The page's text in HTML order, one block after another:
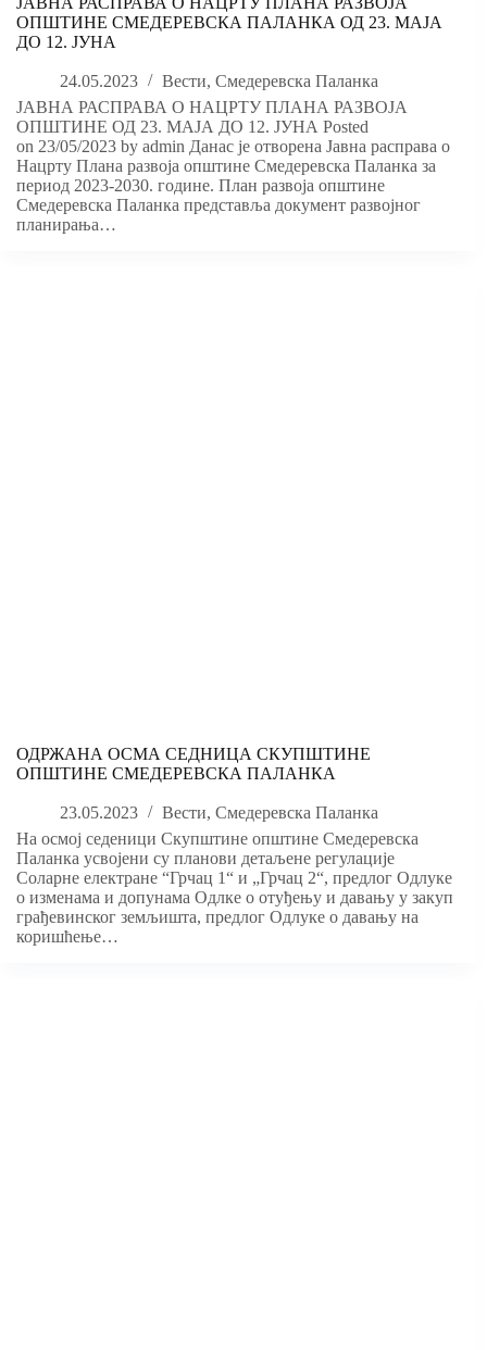
ОПШТИНЕ СМЕДЕРЕВСКА ПАЛАНКА ОД 23. МАЈА
ДО 12. ЈУНА
24.05.2023 Вести, Смедеревска Паланка
ЈАВНА РАСПРАВА О НАЦРТУ ПЛАНА РАЗВОЈА
ОПШТИНЕ ОД 23. МАЈА ДО 12. ЈУНА Posted
on 23/05/2023 by admin Данас је отворена Јавна расправа о
Нацрту Плана развоја општине Смедеревска Паланка за
период 2023-2030. године. План развоја општине
Смедеревска Паланка представља документ развојног
планирања…
ОДРЖАНА ОСМА СЕДНИЦА СКУПШТИНЕ
ОПШТИНЕ СМЕДЕРЕВСКА ПАЛАНКА
23.05.2023 Вести, Смедеревска Паланка
На осмој седеници Скупштине општине Смедеревска
Паланка усвојени су планови детаљене регулације
Соларне електране “Грчац 1“ и „Грчац 2“, предлог Одлуке
о изменама и допунама Одлке о отуђењу и давању у закуп
грађевинског земљишта, предлог Одлуке о давању на
коришћење…